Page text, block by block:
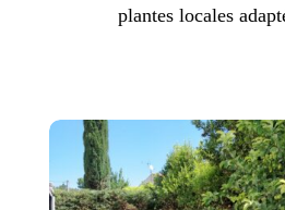
plantes locales